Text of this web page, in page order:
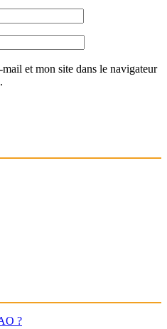
et mon site dans le navigateur
?